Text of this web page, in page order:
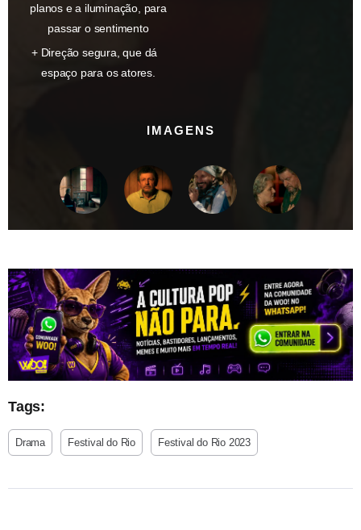
planos e a iluminação, para
passar o sentimento
Direção segura, que dá
espaço para os atores.
IMAGENS
Tags:
Drama Festival do Rio Festival do Rio 2023